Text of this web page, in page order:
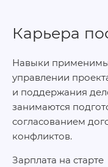
Карьера
Навыки применимы
управлении
и поддержания
занимаются
согласованием
конфликтов.
Зарплата на старте